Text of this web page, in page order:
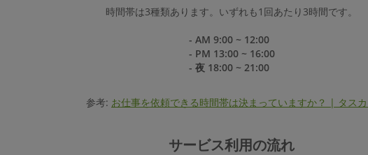
時間帯は3種類あります。いずれも1回あたり3時間です。
- AM 9:00 ~ 12:00
- PM 13:00 ~ 16:00
- 夜 18:00 ~ 21:00
参考: お仕事を依頼できる時間帯は決まっていますか？ | タス
サービス利用の流れ